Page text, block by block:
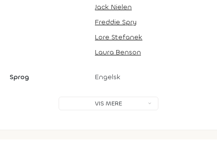
Jack Nielen
Freddie Spry
Lore Stefanek
Laura Benson
Sprog Engelsk
VIS MERE